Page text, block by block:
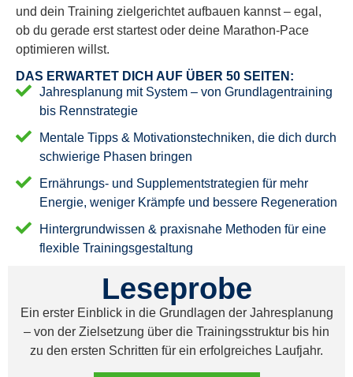
und dein Training zielgerichtet aufbauen kannst – egal,
ob du gerade erst startest oder deine Marathon-Pace
optimieren willst.
DAS ERWARTET DICH AUF ÜBER 50 SEITEN:
Jahresplanung mit System – von Grundlagentraining
bis Rennstrategie
Mentale Tipps & Motivationstechniken, die dich durch
schwierige Phasen bringen
Ernährungs- und Supplementstrategien für mehr
Energie, weniger Krämpfe und bessere Regeneration
Hintergrundwissen & praxisnahe Methoden für eine
flexible Trainingsgestaltung
Leseprobe
Ein erster Einblick in die Grundlagen der Jahresplanung
– von der Zielsetzung über die Trainingsstruktur bis hin
zu den ersten Schritten für ein erfolgreiches Laufjahr.